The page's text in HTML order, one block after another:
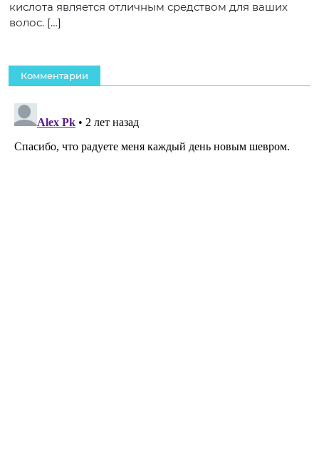
кислота является отличным средством для ваших
волос. […]
Комментарии